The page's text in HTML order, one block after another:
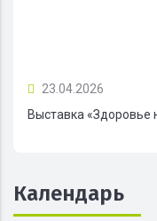
23.04.2026
Выставка
Календарь